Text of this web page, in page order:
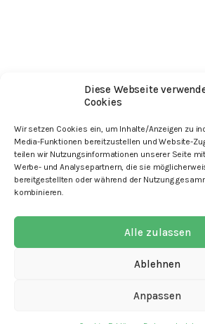
Diese Webseite
Cookies
Wir setzen Cookies ein, um Inhalte/Anzeigen zu
Media-Funktionen bereitzustellen und Website-
teilen wir Nutzungsinformationen unserer Seite
Werbe- und Analysepartnern, die sie
bereitgestellten oder während der Nutzung
kombinieren.
Alle zulassen
Ablehnen
Anpassen
mit den Angeboten
Newsletter